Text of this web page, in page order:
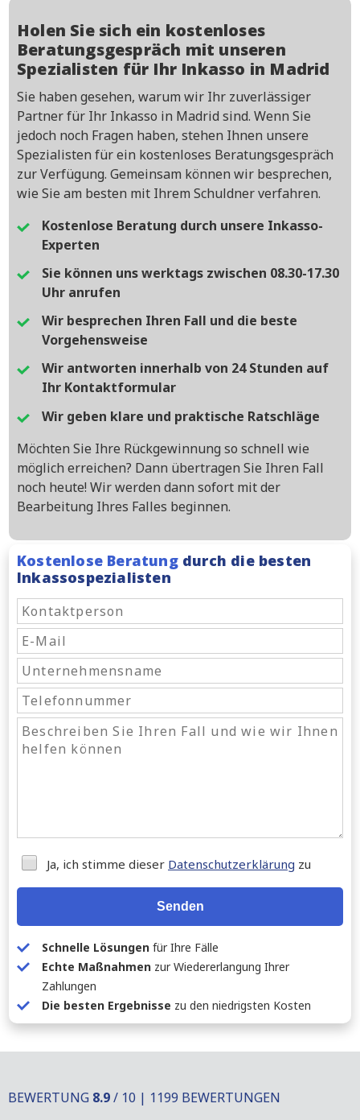
Holen Sie sich ein kostenloses
Beratungsgespräch mit unseren
Spezialisten für Ihr Inkasso in Madrid
Sie haben gesehen, warum wir Ihr zuverlässiger
Partner für Ihr Inkasso in Madrid sind. Wenn Sie
jedoch noch Fragen haben, stehen Ihnen unsere
Spezialisten für ein kostenloses Beratungsgespräch
zur Verfügung. Gemeinsam können wir besprechen,
wie Sie am besten mit Ihrem Schuldner verfahren.
Kostenlose Beratung durch unsere Inkasso-
Experten
Sie können uns werktags zwischen 08.30-17.30
Uhr anrufen
Wir besprechen Ihren Fall und die beste
Vorgehensweise
Wir antworten innerhalb von 24 Stunden auf
Ihr Kontaktformular
Wir geben klare und praktische Ratschläge
Möchten Sie Ihre Rückgewinnung so schnell wie
möglich erreichen? Dann übertragen Sie Ihren Fall
noch heute! Wir werden dann sofort mit der
Bearbeitung Ihres Falles beginnen.
Kostenlose Beratungdurch die besten
Inkassospezialisten
Ja, ich stimme dieser Datenschutzerklärung zu
Senden
Schnelle Lösungen für Ihre Fälle
Echte Maßnahmen zur Wiedererlangung Ihrer
Zahlungen
Die besten Ergebnisse zu den niedrigsten Kosten
BEWERTUNG 8.9/ 10 | 1199 BEWERTUNGEN